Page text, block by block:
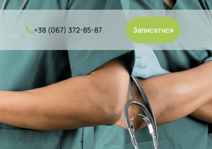
+38 (067) 372-85-87 Записатися